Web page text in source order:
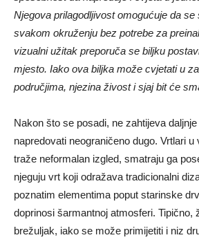
Njegova prilagodljivost omogućuje da se
svakom okruženju bez potrebe za
vizualni užitak preporuča se biljku
mjesto. Iako ova biljka može cvjetati u
područjima, njezina živost i sjaj bit će
Nakon što se posadi, ne zahtijeva
napredovati neograničeno dugo. Vrtlari
traže neformalan izgled, smatraju ga
njeguju vrt koji odražava tradicionalni
poznatim elementima poput starinske
doprinosi šarmantnoj atmosferi. Tipično,
brežuljak, iako se može primijetiti i niz